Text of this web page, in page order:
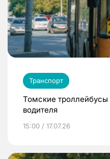
Транспорт
Томские троллейбусы
водителя
15:00 / 17.07.26